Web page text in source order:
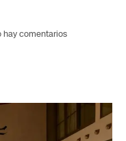
hay comentarios